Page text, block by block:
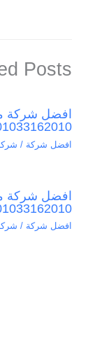
Posts
افضل شركة
01033162010 – خصم 50
افضل شركة /
افضل شركة
01033162010 خصم 60
افضل شركة /